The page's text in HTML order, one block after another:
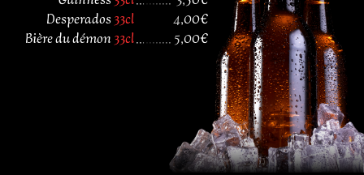
Desperados33cl
Bière du démon33cl...........
4,00€
5,00€